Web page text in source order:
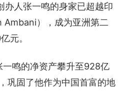
办人张一鸣的身家已超越印
Ambani），成为亚洲第二
元。
鸣的净资产攀升至928亿
巩固了他作为中国首富的地